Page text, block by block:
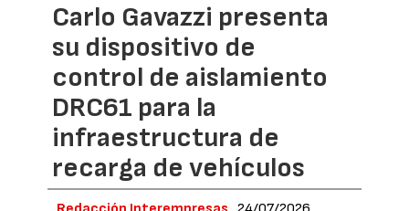
Carlo Gavazzi presenta
su dispositivo de
control de aislamiento
DRC61 para la
infraestructura de
recarga de vehículos